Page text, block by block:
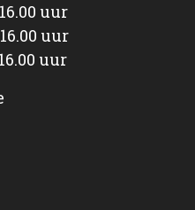
uur
uur
uur